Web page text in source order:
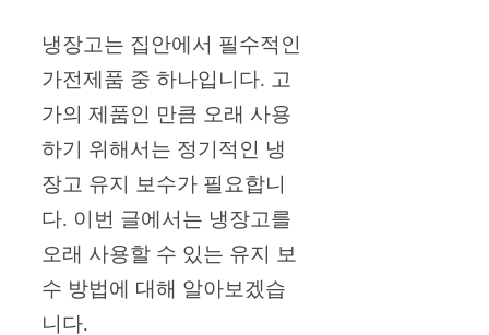
냉장고는 집안에서 필수적인
가전제품 중 하나입니다. 고
가의 제품인 만큼 오래 사용
하기 위해서는 정기적인 냉
장고 유지 보수가 필요합니
다. 이번 글에서는 냉장고를
오래 사용할 수 있는 유지 보
수 방법에 대해 알아보겠습
니다.